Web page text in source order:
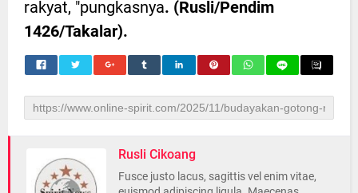
rakyat, "pungkasnya. (Rusli/Pendim
1426/Takalar).
Rusli Cikoang
Fusce justo lacus, sagittis vel enim vitae,